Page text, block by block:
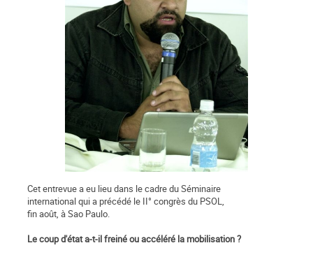
Cet entrevue a eu lieu dans le cadre du Séminaire
international qui a précédé le II° congrès du PSOL,
fin août, à Sao Paulo.
Le coup d'état a-t-il freiné ou accéléré la mobilisation ?